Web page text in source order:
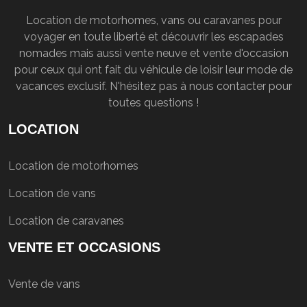
Location de motorhomes, vans ou caravanes pour
voyager en toute liberté et découvrir les escapades
nomades mais aussi vente neuve et vente d'occasion
pour ceux qui ont fait du véhicule de loisir leur mode de
vacances exclusif. N'hésitez pas à nous contacter pour
toutes questions !
LOCATION
Location de motorhomes
Location de vans
Location de caravanes
VENTE ET OCCASIONS
Vente de vans